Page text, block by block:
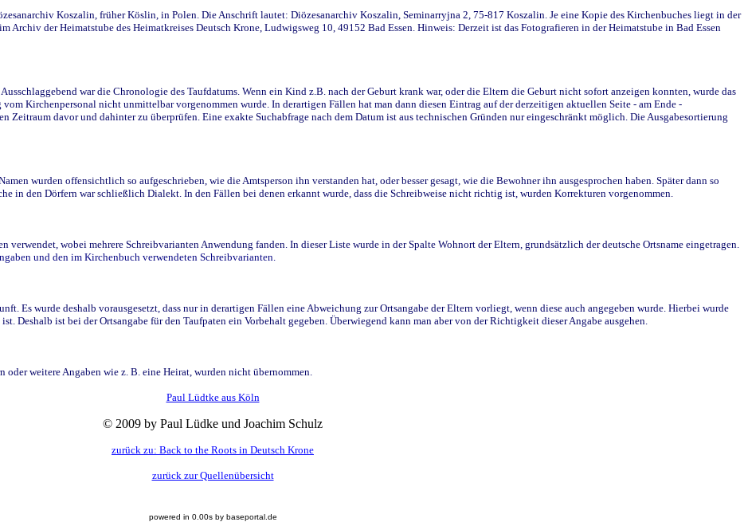
Koszalin, früher Köslin, in Polen. Die Anschrift lautet: Diözesanarchiv Koszalin, Seminarryjna 2, 75-817 Koszalin. Je eine Kopie des Kirchenbuches liegt in der
Archiv der Heimatstube des Heimatkreises Deutsch Krone, Ludwigsweg 10, 49152 Bad Essen. Hinweis: Derzeit ist das Fotografieren in der Heimatstube in Bad Essen
war die Chronologie des Taufdatums. Wenn ein Kind z.B. nach der Geburt krank war, oder die Eltern die Geburt nicht sofort anzeigen konnten, wurde das
Kirchenpersonal nicht unmittelbar vorgenommen wurde. In derartigen Fällen hat man dann diesen Eintrag auf der derzeitigen aktuellen Seite - am Ende -
Zeitraum davor und dahinter zu überprüfen. Eine exakte Suchabfrage nach dem Datum ist aus technischen Gründen nur eingeschränkt möglich. Die Ausgabesortierung
wurden offensichtlich so aufgeschrieben, wie die Amtsperson ihn verstanden hat, oder besser gesagt, wie die Bewohner ihn ausgesprochen haben. Später dann so
in den Dörfern war schließlich Dialekt. In den Fällen bei denen erkannt wurde, dass die Schreibweise nicht richtig ist, wurden Korrekturen vorgenommen.
wobei mehrere Schreibvarianten Anwendung fanden. In dieser Liste wurde in der Spalte Wohnort der Eltern, grundsätzlich der deutsche Ortsname eingetragen.
und den im Kirchenbuch verwendeten Schreibvarianten.
Es wurde deshalb vorausgesetzt, dass nur in derartigen Fällen eine Abweichung zur Ortsangabe der Eltern vorliegt, wenn diese auch angegeben wurde. Hierbei wurde
Deshalb ist bei der Ortsangabe für den Taufpaten ein Vorbehalt gegeben. Überwiegend kann man aber von der Richtigkeit dieser Angabe ausgehen.
weitere Angaben wie z. B. eine Heirat, wurden nicht übernommen.
Paul Lüdtke aus Köln
© 2009 by Paul Lüdke und Joachim Schulz
zurück zu: Back to the Roots in Deutsch Krone
zurück zur Quellenübersicht
powered in 0.00s by baseportal.de